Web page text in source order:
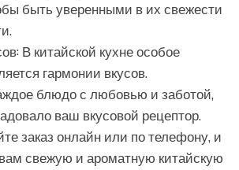
быть уверенными в их свежести
В китайской кухне особое
гармонии вкусов.
блюдо с любовью и заботой,
ваш вкусовой рецептор.
заказ онлайн или по телефону, и
свежую и ароматную китайскую